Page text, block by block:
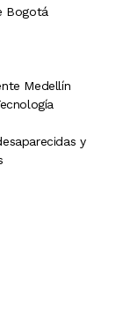
Bogotá
Medellín
y